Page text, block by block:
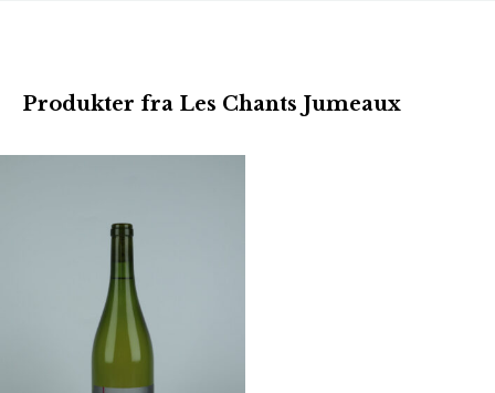
Produkter fra Les Chants Jumeaux